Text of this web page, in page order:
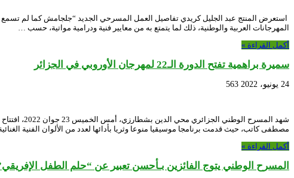
استعرض المنتج عبد الجليل كريدي تفاصيل العمل المسرحي الجديد “جلجامش كما لم
المهرجانات العربية والوطنية، ذلك لما يتمتع به من معايير فنية ودرامية مواتية، حسب …
أكمل القراءة »
سميرة براهمية تفتح الدورة الـ22 لمهرجان الأوروبي في الجزائر
24 يونيو، 2022 563
مصطفى كاتب، حيث قدمت برنامجا موسيقيا منوعا وثريا بأدائها لعدد من الألوان الفنية
أكمل القراءة »
المسرح الوطني يتوج الفائزين بـأحسن تعبير عن “حلم الطفل